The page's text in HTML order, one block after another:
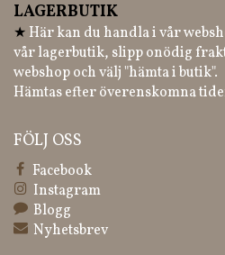
LAGERBUTIK
★ Här kan du handla i vår
vår lagerbutik, slipp onödig
webshop och välj "hämta i butik".
Hämtas efter överenskomna
FÖLJ OSS
Facebook
Instagram
Blogg
Nyhetsbrev